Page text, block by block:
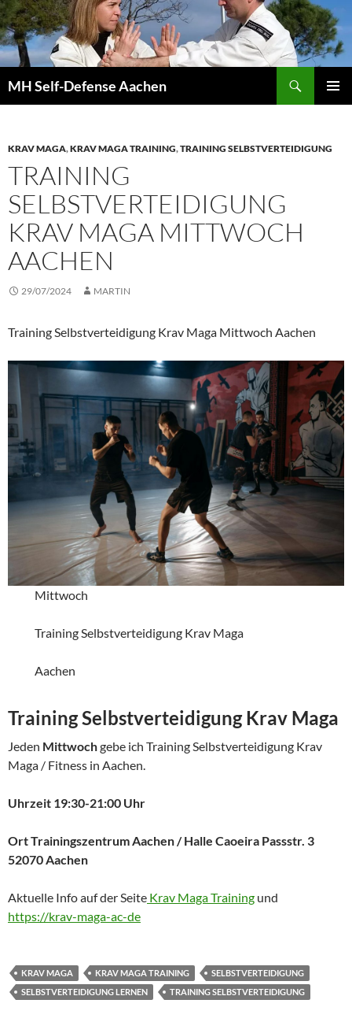
Zum
Inhalt
springen
MH Self-Defense Aachen
KRAV MAGA,KRAV MAGA TRAINING,TRAINING SELBSTVERTEIDIGUNG
TRAINING
SELBSTVERTEIDIGUNG
KRAV MAGA MITTWOCH
AACHEN
29/07/2024 MARTIN
Training Selbstverteidigung Krav Maga Mittwoch Aachen
Mittwoch
Training Selbstverteidigung Krav Maga
Aachen
Training Selbstverteidigung Krav Maga
Jeden Mittwochgebe ich Training Selbstverteidigung Krav
Maga / Fitness in Aachen.
Uhrzeit 19:30-21:00 Uhr
Ort Trainingszentrum Aachen / Halle Caoeira Passstr. 3
52070 Aachen
Aktuelle Info auf der Seite Krav Maga Training und
https://krav-maga-ac-de
KRAV MAGA KRAV MAGA TRAINING
SELBSTVERTEIDIGUNG
SELBSTVERTEIDIGUNG LERNEN
TRAINING SELBSTVERTEIDIGUNG